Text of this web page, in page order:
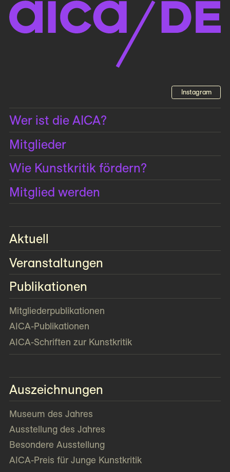
Instagram
Wer ist die AICA?
Mitglieder
Wie Kunstkritik fördern?
Mitglied werden
Aktuell
Veranstaltungen
Publikationen
Mitglieder­publikationen
AICA-Publikationen
AICA-Schriften zur Kunstkritik
Auszeichnungen
Museum des Jahres
Ausstellung des Jahres
Besondere Ausstellung
AICA-Preis für Junge Kunstkritik